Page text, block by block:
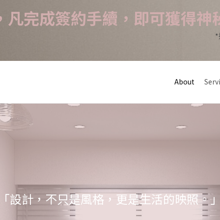
凡完成簽約手續，即可獲得神
*
About
設計，不只是風格，更是生活的映照。